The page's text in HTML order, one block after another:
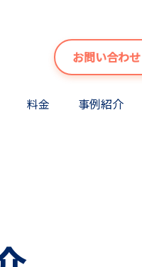
料金 事例紹介
お問い合わ